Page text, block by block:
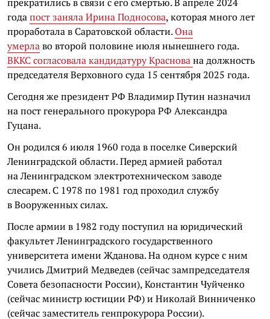
годапост заняла Ирина Подносова, которая много лет
проработала в Саратовской области.Она
умерлаво второй половине июля нынешнего года.
ВККС согласовала кандидатуру Краснована должность
председателя Верховного суда 15 сентября 2025 года.
Сегодня же президент РФ Владимир Путин назначил
на пост генерального прокурора РФ Александра
Гуцана.
Он родился 6 июля 1960 года в поселке Сиверский
Ленинградской области. Перед армией работал
на Ленинградском электротехническом заводе
слесарем. С 1978 по 1981 год проходил службу
в Вооруженных силах.
После армии в 1982 году поступил на юридический
факультет Ленинградского государственного
университета имени Жданова. На одном курсе с ним
учились Дмитрий Медведев (сейчас зампредседателя
Совета безопасности России), Константин Чуйченко
(сейчас министр юстиции РФ) и Николай Винниченко
(сейчас заместитель генпрокурора России).